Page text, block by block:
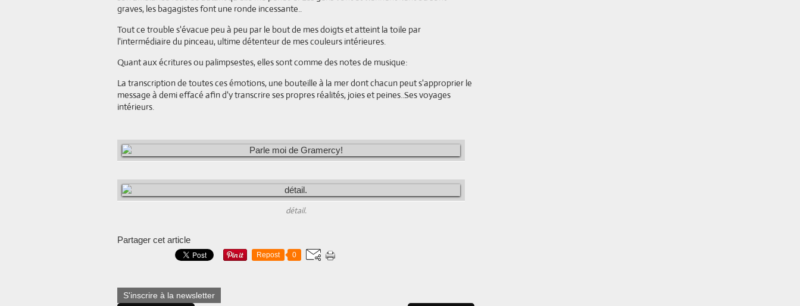
graves, les bagagistes font une ronde incessante..
Tout ce trouble s'évacue peu à peu par le bout de mes doigts et atteint la toile par
l'intermédiaire du pinceau, ultime détenteur de mes couleurs intérieures.
Quant aux écritures ou palimpsestes, elles sont comme des notes de musique:
La transcription de toutes ces émotions, une bouteille à la mer dont chacun peut s'approprier le
message à demi effacé afin d'y transcrire ses propres réalités, joies et peines..Ses voyages
intérieurs.
détail.
Partager cet article
Repost 0
S'inscrire à la newsletter